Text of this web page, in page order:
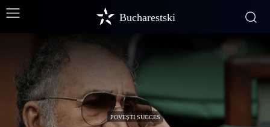
Bucharestski
POVEȘTI SUCCES